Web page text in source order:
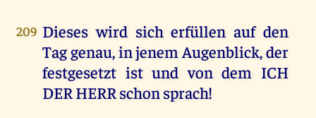
209 Dieses wird sich erfüllen auf den
Tag genau, in jenem Augenblick, der
festgesetzt ist und von dem ICH
DER HERR schon sprach!